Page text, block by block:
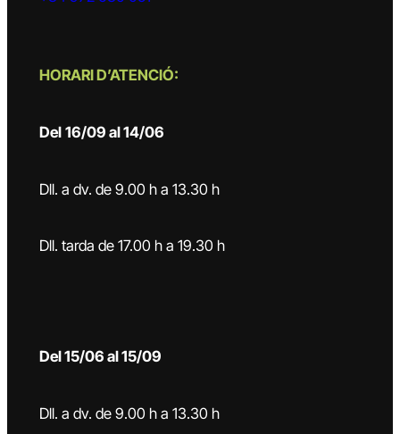
HORARI D’ATENCIÓ:
Del 16/09 al 14/06
Dll. a dv. de 9.00 h a 13.30 h
Dll. tarda de 17.00 h a 19.30 h
Del 15/06 al 15/09
Dll. a dv. de 9.00 h a 13.30 h